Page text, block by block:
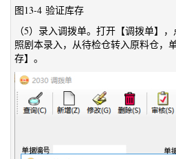
图13-4 验证库存
（5）录入调拨单。打开【调拨单】
照剧本录入，从待检仓转入原料仓，
存】。